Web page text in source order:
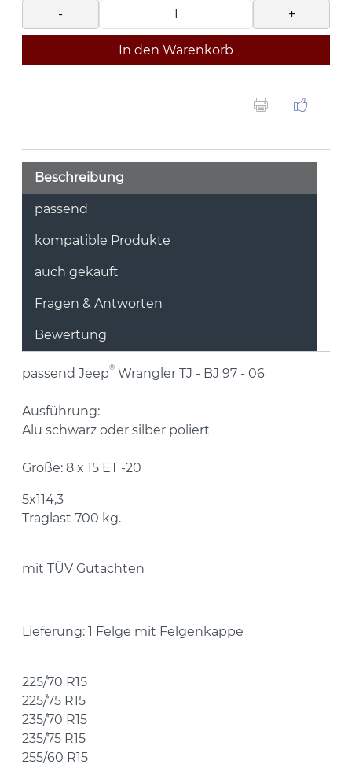
- +
In den Warenkorb
Beschreibung
passend
kompatible Produkte
auch gekauft
Fragen & Antworten
Bewertung
passend Jeep® Wrangler TJ - BJ 97 - 06
Ausführung:
Alu schwarz oder silber poliert
Größe: 8 x 15 ET -20
5x114,3
Traglast 700 kg.
mit TÜV Gutachten
Lieferung: 1 Felge mit Felgenkappe
225/70 R15
225/75 R15
235/70 R15
235/75 R15
255/60 R15